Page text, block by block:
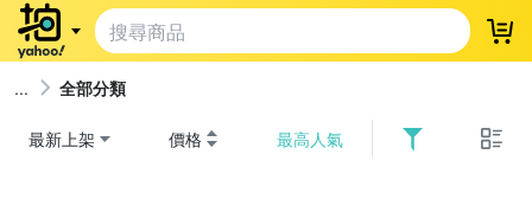
登
全部分類
最新上架 價格 最高人氣